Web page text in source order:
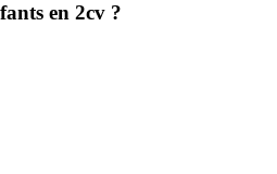
en 2cv ?